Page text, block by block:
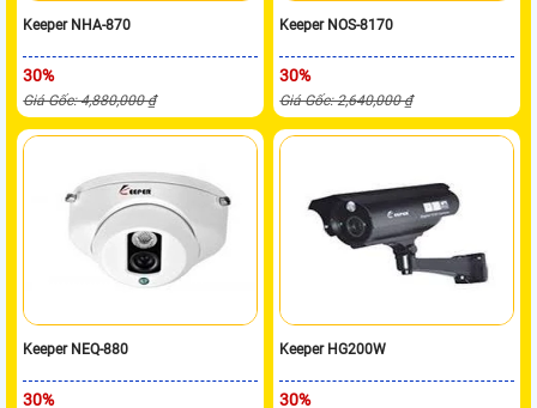
Keeper NHA-870
30%
Giá Gốc: 4,880,000 ₫
Keeper NOS-8170
30%
Giá Gốc: 2,640,000 ₫
Keeper NEQ-880
30%
Keeper HG200W
30%